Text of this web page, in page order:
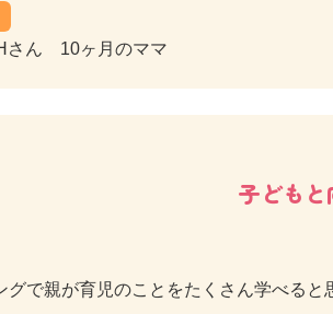
さん 10ヶ月のママ
子ども
グで親が育児のことをたくさん学べる